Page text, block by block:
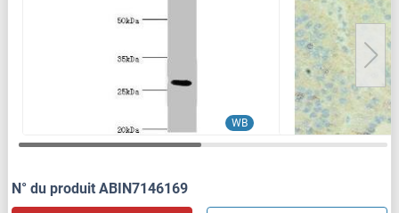
WB
N° du produit ABIN7146169